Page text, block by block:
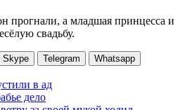
прогнали, а младшая принцесса и
свадьбу.
Skype Telegram Whatsapp
в ад
дело